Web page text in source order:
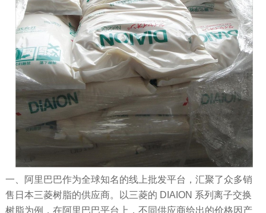
一、阿里巴巴作为全球知名的线上批发平台，汇聚了众多销
售日本三菱树脂的供应商。以三菱的 DIAION 系列离子交换
树脂为例，在阿里巴巴平台上，不同供应商给出的价格因产